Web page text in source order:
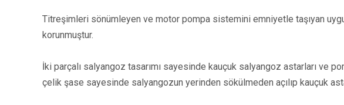
Titreşimleri sönümleyen ve motor pompa sistemini emniyetle taşıyan
korunmuştur.
İki parçalı salyangoz tasarımı sayesinde kauçuk salyangoz astarları ve
çelik şase sayesinde salyangozun yerinden sökülmeden açılıp kauçuk